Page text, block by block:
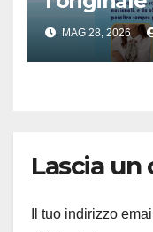
Marmi®
MAG 28, 2026
Lascia
Il tuo indirizzo